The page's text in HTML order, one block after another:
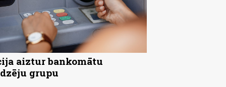
aiztur bankomātu
grupu